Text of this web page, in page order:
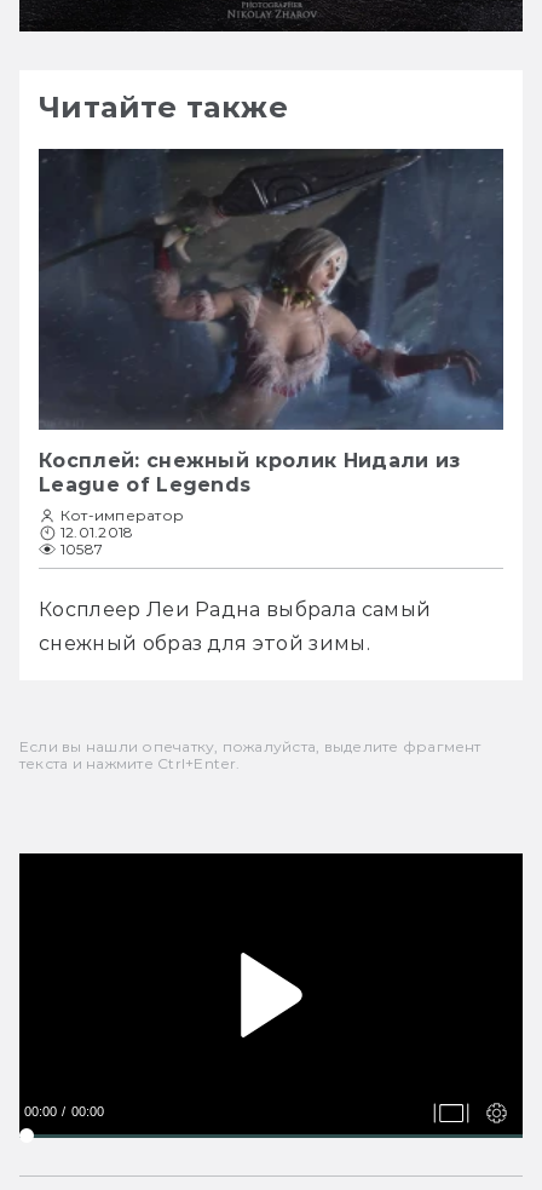
Читайте также
Косплей: снежный кролик Нидали из
League of Legends
Кот-император
12.01.2018
10587
Косплеер Леи Радна выбрала самый
снежный образ для этой зимы.
Если вы нашли опечатку, пожалуйста, выделите фрагмент
текста и нажмите Ctrl+Enter.
00:00 00:00